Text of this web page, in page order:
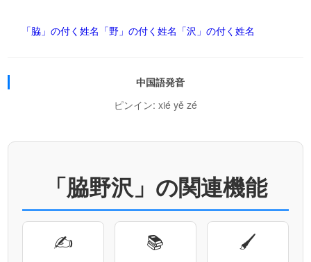
「脇」の付く姓名 「野」の付く姓名 「沢」の付く姓名
中国語発音
ピンイン: xié yě zé
「脇野沢」の関連機能
✍ 📚 🖌